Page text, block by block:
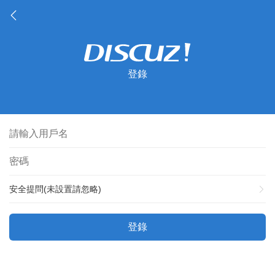
登錄
安全提問(未設置請忽略)
登錄